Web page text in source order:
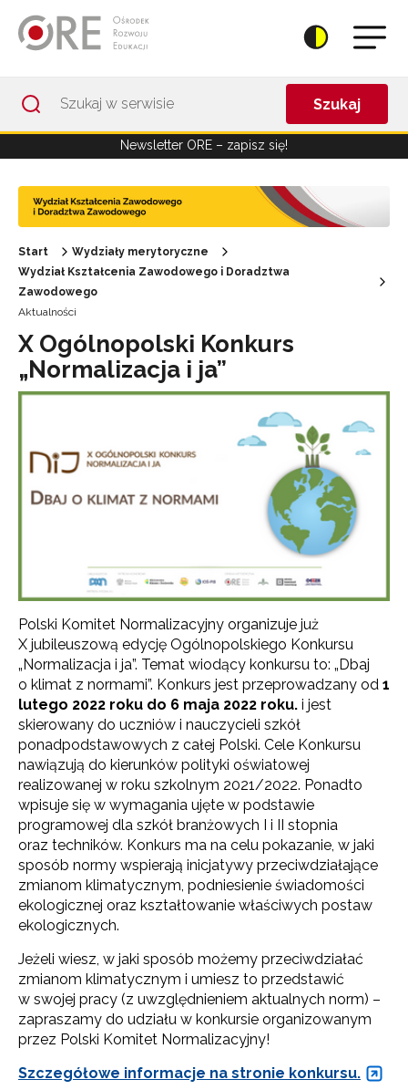
Szukaj
Newsletter ORE – zapisz się!
Start
Wydziały merytoryczne
Wydział Kształcenia Zawodowego i Doradztwa
Zawodowego
Aktualności
X Ogólnopolski Konkurs
„Normalizacja i ja”
Polski Komitet Normalizacyjny organizuje już
X jubileuszową edycję Ogólnopolskiego Konkursu
„Normalizacja i ja”. Temat wiodący konkursu to: „Dbaj
o klimat z normami”. Konkurs jest przeprowadzany od 1
lutego 2022 roku do 6 maja 2022 roku. i jest
skierowany do uczniów i nauczycieli szkół
ponadpodstawowych z całej Polski. Cele Konkursu
nawiązują do kierunków polityki oświatowej
realizowanej w roku szkolnym 2021/2022. Ponadto
wpisuje się w wymagania ujęte w podstawie
programowej dla szkół branżowych I i II stopnia
oraz techników. Konkurs ma na celu pokazanie, w jaki
sposób normy wspierają inicjatywy przeciwdziałające
zmianom klimatycznym, podniesienie świadomości
ekologicznej oraz kształtowanie właściwych postaw
ekologicznych.
Jeżeli wiesz, w jaki sposób możemy przeciwdziałać
zmianom klimatycznym i umiesz to przedstawić
w swojej pracy (z uwzględnieniem aktualnych norm) –
zapraszamy do udziału w konkursie organizowanym
przez Polski Komitet Normalizacyjny!
Szczegółowe informacje na stronie konkursu.